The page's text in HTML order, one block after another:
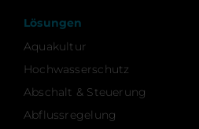
Lösungen
Aquakultur
Hochwasserschutz
Abschalt & Steuerung
Abflussregelung